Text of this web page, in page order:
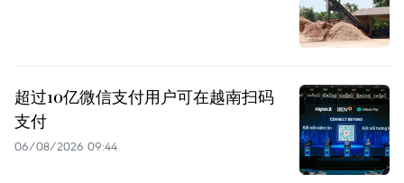
超过10亿微信支付用户可在越南扫码
支付
06/08/2026 09:44